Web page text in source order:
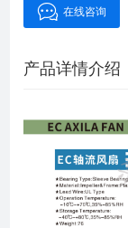
在线咨询
产品详情介绍